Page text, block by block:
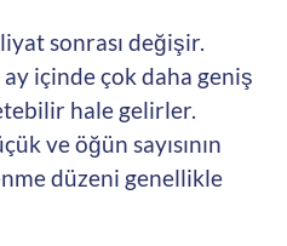
sonrası değişir.
içinde çok daha geniş
hale gelirler.
ve öğün sayısının
düzeni genellikle